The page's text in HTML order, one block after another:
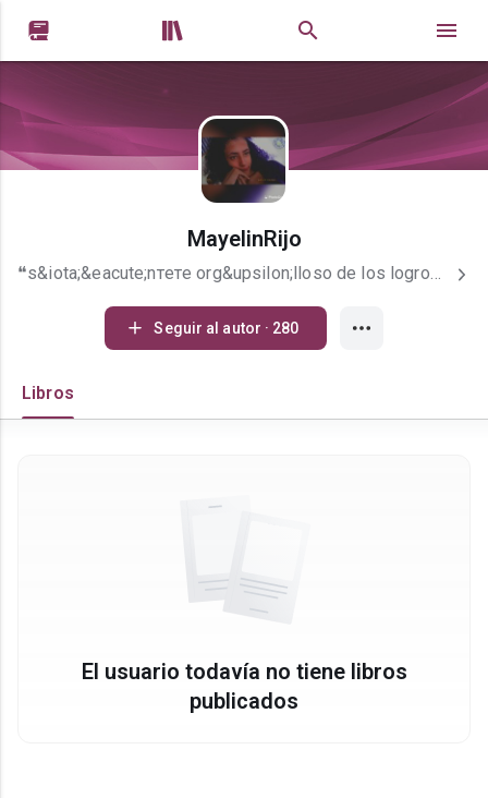
 
MayelinRijo
❝ѕ&iota;&eacute;nтeтe org&upsilon;lloѕo de loѕ logroѕ de laѕ perѕonaѕ a т&upsilon; alrededor, rec&upsilon;erda q&upsilon;e la v&iota;da eѕ &upsilon;n v&iota;aje, no &upsilon;na coмpeтenc&iota;a.❞ (мayel&iota;n.хv&iota;&iota;&iota;.doм&iota;n&iota;can.l&iota;вra. an&iota;мalѕ.)
Seguir al autor · 280
Libros
El usuario todavía no tiene libros
publicados